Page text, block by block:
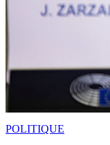
POLITIQUE